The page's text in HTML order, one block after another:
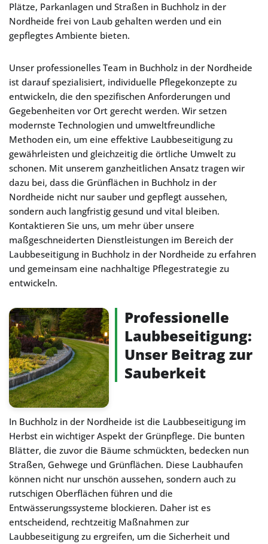
Plätze, Parkanlagen und Straßen in Buchholz in der
Nordheide frei von Laub gehalten werden und ein
gepflegtes Ambiente bieten.
Unser professionelles Team in Buchholz in der Nordheide
ist darauf spezialisiert, individuelle Pflegekonzepte zu
entwickeln, die den spezifischen Anforderungen und
Gegebenheiten vor Ort gerecht werden. Wir setzen
modernste Technologien und umweltfreundliche
Methoden ein, um eine effektive Laubbeseitigung zu
gewährleisten und gleichzeitig die örtliche Umwelt zu
schonen. Mit unserem ganzheitlichen Ansatz tragen wir
dazu bei, dass die Grünflächen in Buchholz in der
Nordheide nicht nur sauber und gepflegt aussehen,
sondern auch langfristig gesund und vital bleiben.
Kontaktieren Sie uns, um mehr über unsere
maßgeschneiderten Dienstleistungen im Bereich der
Laubbeseitigung in Buchholz in der Nordheide zu erfahren
und gemeinsam eine nachhaltige Pflegestrategie zu
entwickeln.
Professionelle
Laubbeseitigung:
Unser Beitrag zur
Sauberkeit
In Buchholz in der Nordheide ist die Laubbeseitigung im
Herbst ein wichtiger Aspekt der Grünpflege. Die bunten
Blätter, die zuvor die Bäume schmückten, bedecken nun
Straßen, Gehwege und Grünflächen. Diese Laubhaufen
können nicht nur unschön aussehen, sondern auch zu
rutschigen Oberflächen führen und die
Entwässerungssysteme blockieren. Daher ist es
entscheidend, rechtzeitig Maßnahmen zur
Laubbeseitigung zu ergreifen, um die Sicherheit und